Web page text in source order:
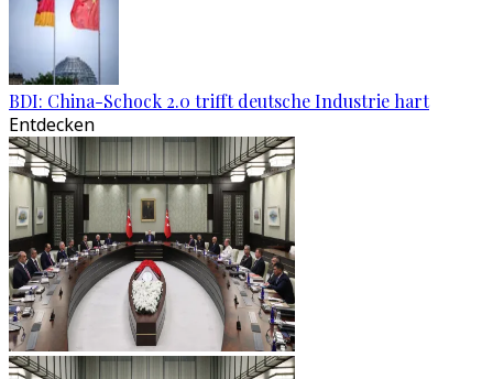
BDI: China-Schock 2.0 trifft deutsche Industrie hart
Entdecken